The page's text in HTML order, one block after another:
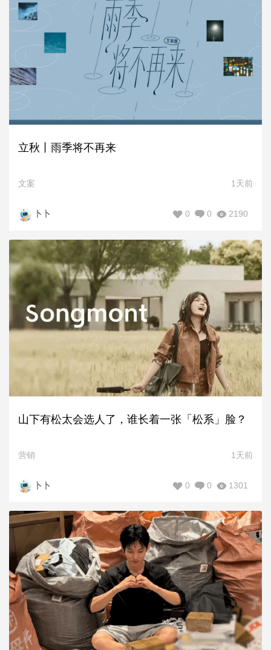
立秋丨雨季将不再来
文案 1天前
卜卜 2190
0
0
山下有松太会选人了，谁长着一张「松系」脸？
营销 1天前
卜卜 1301
0
0